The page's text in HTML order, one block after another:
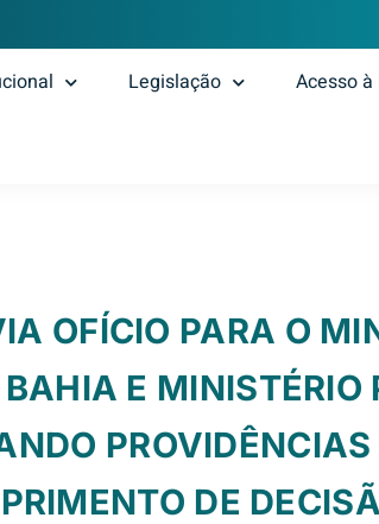
Legislação Acesso
OFÍCIO PARA O
E MINISTÉRIO
DE